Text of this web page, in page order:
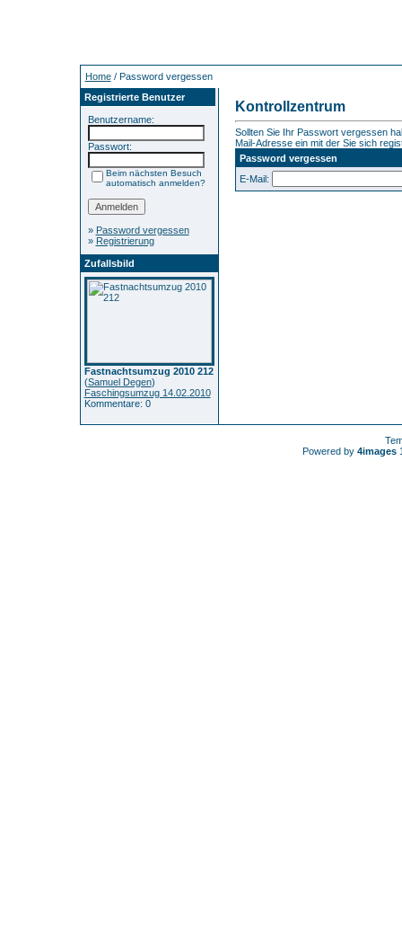
Home/ Password vergessen
Registrierte Benutzer
Benutzername:
Passwort:
Beim nächsten Besuch
automatisch anmelden?
» Password vergessen
» Registrierung
Zufallsbild
Fastnachtsumzug 2010 212
(Samuel Degen)
Faschingsumzug 14.02.2010
Kommentare: 0
Kontrollzentrum
Sollten Sie Ihr Passwort vergessen
Mail-Adresse ein mit der Sie sich
Password vergessen
E-Mail:
Powered by 4images